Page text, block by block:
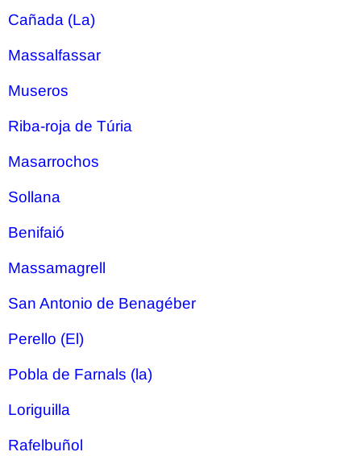
Cañada (La)
Massalfassar
Museros
Riba-roja de Túria
Masarrochos
Sollana
Benifaió
Massamagrell
San Antonio de Benagéber
Perello (El)
Pobla de Farnals (la)
Loriguilla
Rafelbuñol